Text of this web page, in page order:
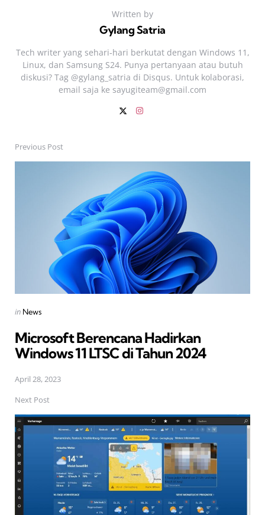
Written by
Gylang Satria
Tech writer yang sehari‑hari berkutat dengan Windows 11,
Linux, dan Samsung S24. Punya pertanyaan atau butuh
diskusi? Tag @gylang_satria di Disqus. Untuk kolaborasi,
email saja ke sayugiteam@gmail.com
PostPrevious Post
Posted
in News
Microsoft Berencana Hadirkan
Windows 11 LTSC di Tahun 2024
April 28, 2023
Next Post